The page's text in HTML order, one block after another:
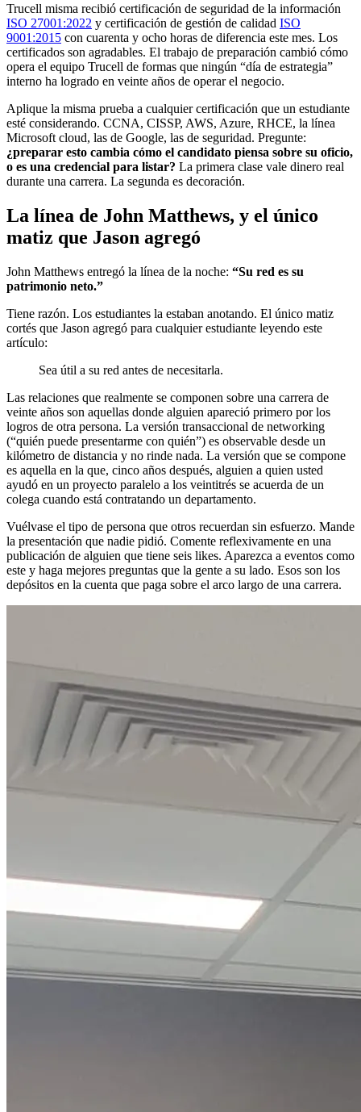
Trucell misma recibió certificación de seguridad de la información
ISO 27001:2022 y certificación de gestión de calidad ISO
9001:2015 con cuarenta y ocho horas de diferencia este mes. Los
certificados son agradables. El trabajo de preparación cambió cómo
opera el equipo Trucell de formas que ningún “día de estrategia”
interno ha logrado en veinte años de operar el negocio.
Aplique la misma prueba a cualquier certificación que un estudiante
esté considerando. CCNA, CISSP, AWS, Azure, RHCE, la línea
Microsoft cloud, las de Google, las de seguridad. Pregunte:
¿preparar esto cambia cómo el candidato piensa sobre su oficio,
o es una credencial para listar? La primera clase vale dinero real
durante una carrera. La segunda es decoración.
La línea de John Matthews, y el único
matiz que Jason agregó
John Matthews entregó la línea de la noche: “Su red es su
patrimonio neto.”
Tiene razón. Los estudiantes la estaban anotando. El único matiz
cortés que Jason agregó para cualquier estudiante leyendo este
artículo:
Sea útil a su red antes de necesitarla.
Las relaciones que realmente se componen sobre una carrera de
veinte años son aquellas donde alguien apareció primero por los
logros de otra persona. La versión transaccional de networking
(“quién puede presentarme con quién”) es observable desde un
kilómetro de distancia y no rinde nada. La versión que se compone
es aquella en la que, cinco años después, alguien a quien usted
ayudó en un proyecto paralelo a los veintitrés se acuerda de un
colega cuando está contratando un departamento.
Vuélvase el tipo de persona que otros recuerdan sin esfuerzo. Mande
la presentación que nadie pidió. Comente reflexivamente en una
publicación de alguien que tiene seis likes. Aparezca a eventos como
este y haga mejores preguntas que la gente a su lado. Esos son los
depósitos en la cuenta que paga sobre el arco largo de una carrera.